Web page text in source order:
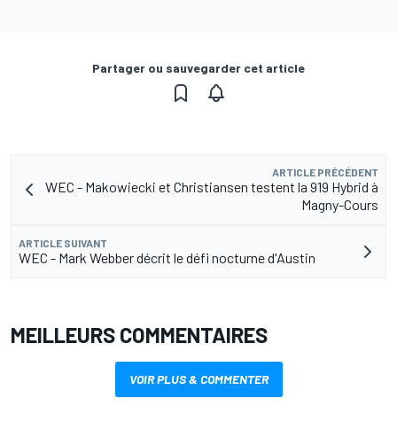
Partager ou sauvegarder cet article
ARTICLE PRÉCÉDENT
WEC - Makowiecki et Christiansen testent la 919 Hybrid à
Magny-Cours
ARTICLE SUIVANT
WEC - Mark Webber décrit le défi nocturne d'Austin
MEILLEURS COMMENTAIRES
VOIR PLUS & COMMENTER